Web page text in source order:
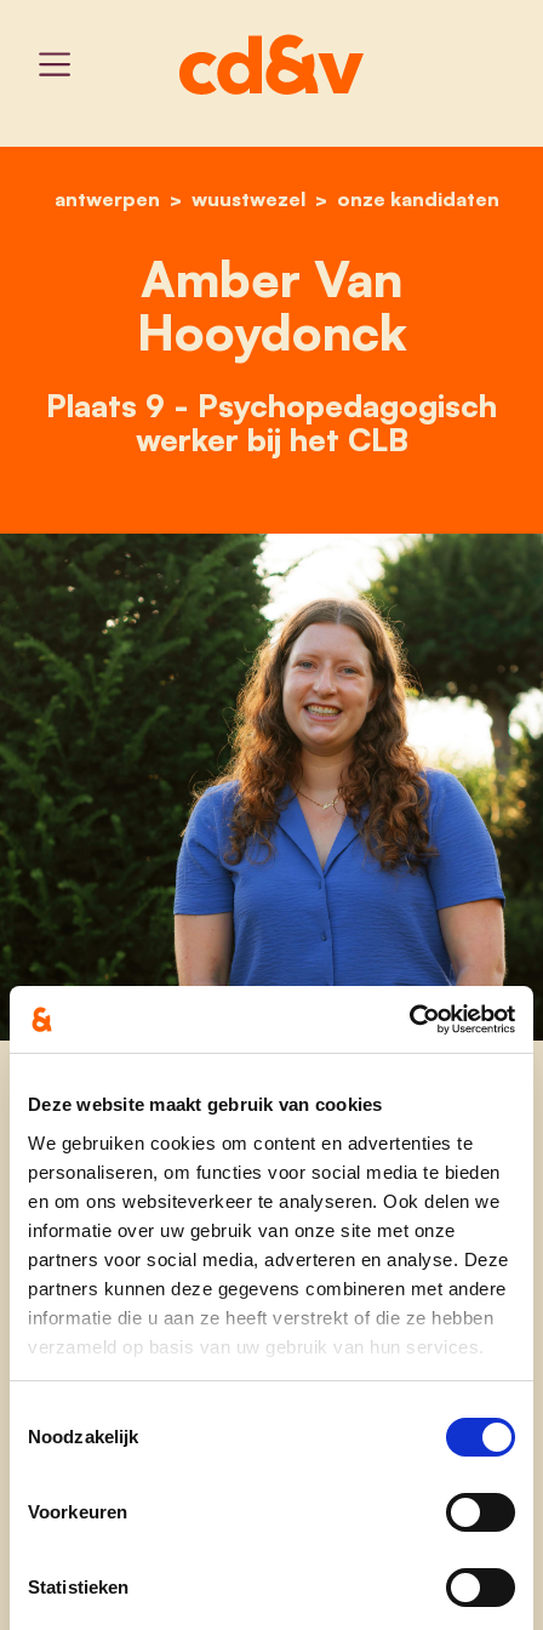
Deze website maakt gebruik van cookies
We gebruiken cookies om content en advertenties te
personaliseren, om functies voor social media te bieden
en om ons websiteverkeer te analyseren. Ook delen we
informatie over uw gebruik van onze site met onze
partners voor social media, adverteren en analyse. Deze
partners kunnen deze gegevens combineren met andere
informatie die u aan ze heeft verstrekt of die ze hebben
verzameld op basis van uw gebruik van hun services.
Noodzakelijk
Voorkeuren
Statistieken
home
antwerpen wuustwezel onze kandidaten
amber van hooydonck
Amber Van
Hooydonck
Plaats 9 - Psychopedagogisch
werker bij het CLB
Op plaats negen staat de 24 jarige voorzitster
van de jeugdraad Amber van Hooydonck. Ze is
psycho-pedagogisch werker bij het CLB, actief bij
Jeugdster en hoofdanimator bij Kazou. Als trotse
inwoner van Sterbos kennen wij haar vooral als
een gedreven voorzitster die de stap maakt van
Sterbos. Ik werk als psychopedagogisch werker in
het CLB waar ik zowel kinderen als jongeren en
hun ouders begeleid. Mede door mijn kennis uit
het onderwijs probeer ik hier het verschil te